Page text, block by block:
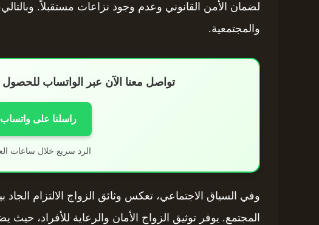
لضمان الأمن القانوني وعدم وجود نزاعات مستقبلاً.
والمجتمعية.
تواصل معنا الآن عبر الواتساب
راسلنا على واتساب
الرد سريع خلال ساعات
وفي السياق الاجتماعي، تعكس وثائق الزواج الالتزام
المجتمع. يوفر توثيق الزواج الأمان والرعاية للأفراد،